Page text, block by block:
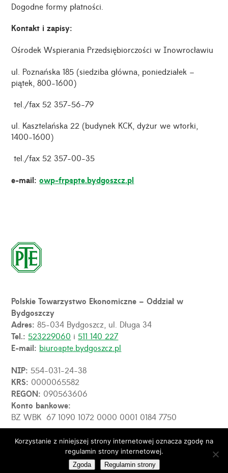
Dogodne formy płatności.
Kontakt i zapisy:
Ośrodek Wspierania Przedsiębiorczości w Inowrocławiu
ul. Poznańska 185 (siedziba główna, poniedziałek –
piątek, 800-1600)
tel./fax 52 357-56-79
ul. Kasztelańska 22 (budynek KCK, dyżur we wtorki,
1400-1600)
tel./fax 52 357-00-35
e-mail:owp-frp@pte.bydgoszcz.pl
Korzystanie z niniejszej strony internetowej oznacza zgodę na
regulamin strony internetowej.
Zgoda Regulamin strony
Polskie Towarzystwo Ekonomiczne – Oddział w
Bydgoszczy
Adres:85-034 Bydgoszcz, ul. Długa 34
Tel.:523229060 i511 140 227
E-mail: biuro@pte.bydgoszcz.pl
NIP:554-031-24-38
KRS: 0000065582
REGON: 090563606
Konto bankowe:
BZ WBK 67 1090 1072 0000 0001 0184 7750
© 2026 PTE Oddział w Bydgoszczy. Wszelkie prawa